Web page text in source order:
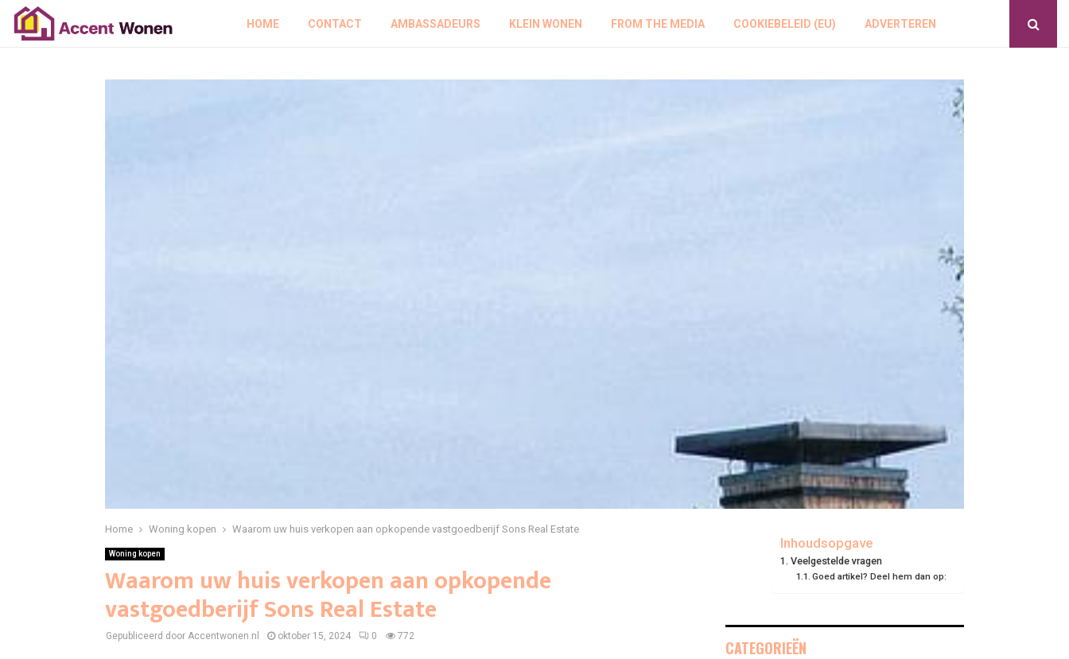
HOME CONTACT AMBASSADEURS KLEIN WONEN FROM THE MEDIA COOKIEBELEID (EU) ADVERTEREN
Home Woning kopen Waarom uw huis verkopen aan opkopende vastgoedberijf Sons Real Estate
Woning kopen
Waarom uw huis verkopen aan opkopende
vastgoedberijf Sons Real Estate
Gepubliceerd door Accentwonen.nl oktober 15, 2024 0 772
Inhoudsopgave
Veelgestelde vragen
Goed artikel? Deel hem dan op:
CATEGORIEËN